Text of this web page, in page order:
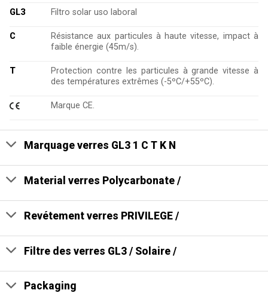
GL3 Filtro solar uso laboral
C
Résistance aux particules à haute vitesse, impact à
faible énergie (45m/s).
T
Protection contre les particules à grande vitesse à
des températures extrêmes (-5ºC/+55ºC).
Marque CE.
Marquage verres GL3 1 C T K N
Material verres Polycarbonate /
Revétement verres PRIVILEGE /
Filtre des verres GL3 / Solaire /
Packaging